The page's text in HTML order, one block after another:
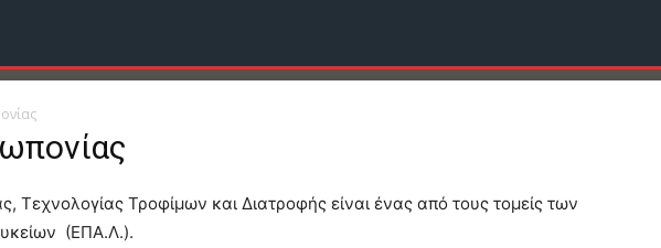
Τεχνολογίας Τροφίμων και Διατροφής είναι ένας από τους τομείς των
(ΕΠΑ.Λ.).